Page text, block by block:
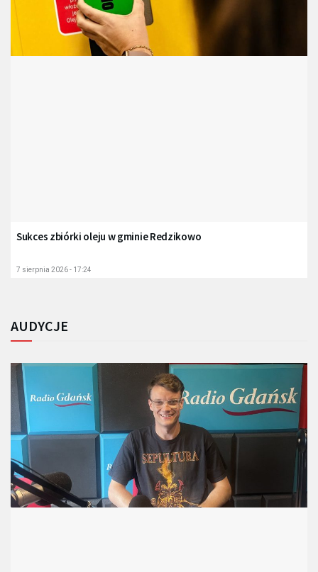
Sukces zbiórki oleju w gminie Redzikowo
7 sierpnia 2026 - 17:24
AUDYCJE